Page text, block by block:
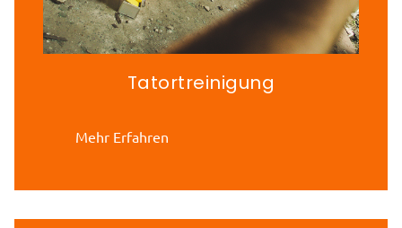
Tatortreinigung
Mehr Erfahren